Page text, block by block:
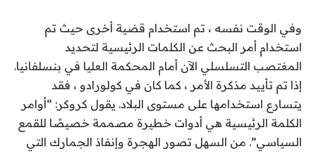
وفي الوقت نفسه ، تم استخدام قضية أخرى حيث تم
استخدام أمر البحث عن الكلمات الرئيسية لتحديد
المغتصب التسلسلي الآن أمام المحكمة العليا في بنسلفانيا.
إذا تم تأييد مذكرة الأمر ، كما كان في كولورادو ، فقد
يتسارع استخدامها على مستوى البلاد. يقول كروكر: “أوامر
الكلمة الرئيسية هي أدوات خطيرة مصممة خصيصًا للقمع
السياسي”. من السهل تصور الهجرة وإنفاذ الجمارك التي